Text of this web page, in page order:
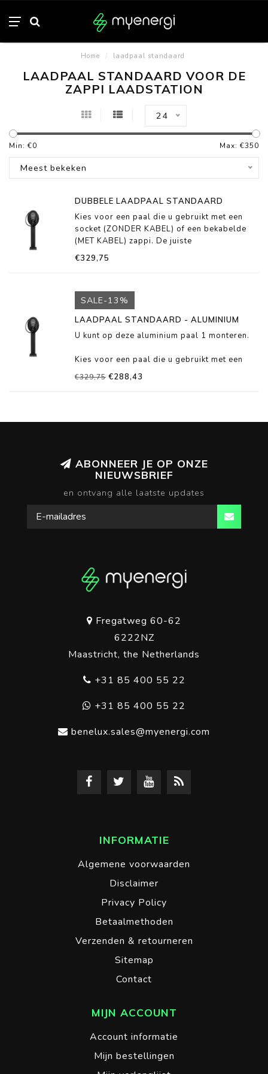
Home / laadpaal standaard
LAADPAAL STANDAARD VOOR DE
ZAPPI LAADSTATION
24
Min: €0 Max: €350
Meest bekeken
DUBBELE LAADPAAL STANDAARD
Kies voor een paal die u gebruikt met een
socket (ZONDER KABEL) of een bekabelde
(MET KABEL) zappi. De juiste
achtergrondplaat wordt dan GRATIS
meegeleverd.
€329,75
SALE-13%
LAADPAAL STANDAARD - ALUMINIUM
U kunt op deze aluminium paal 1 monteren.
Kies voor een paal die u gebruikt met een
socket (ZONDER KABEL) of een bekabelde
(MET KABEL) zappi. De juiste
€329,75 €288,43
ABONNEER JE OP ONZE
NIEUWSBRIEF
en ontvang alle laatste updates
Fregatweg 60-62
6222NZ
Maastricht, the Netherlands
+31 85 400 55 22
+31 85 400 55 22
benelux.sales@myenergi.com
INFORMATIE
Algemene voorwaarden
Disclaimer
Privacy Policy
Betaalmethoden
Verzenden & retourneren
Sitemap
Contact
MIJN ACCOUNT
Account informatie
Mijn bestellingen